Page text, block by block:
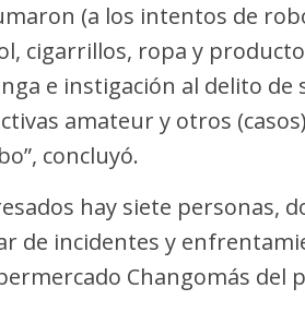
(a los intentos de
cigarrillos, ropa y
e instigación al delito de
amateur y otros
concluyó.
hay siete personas,
de incidentes y
Changomás del